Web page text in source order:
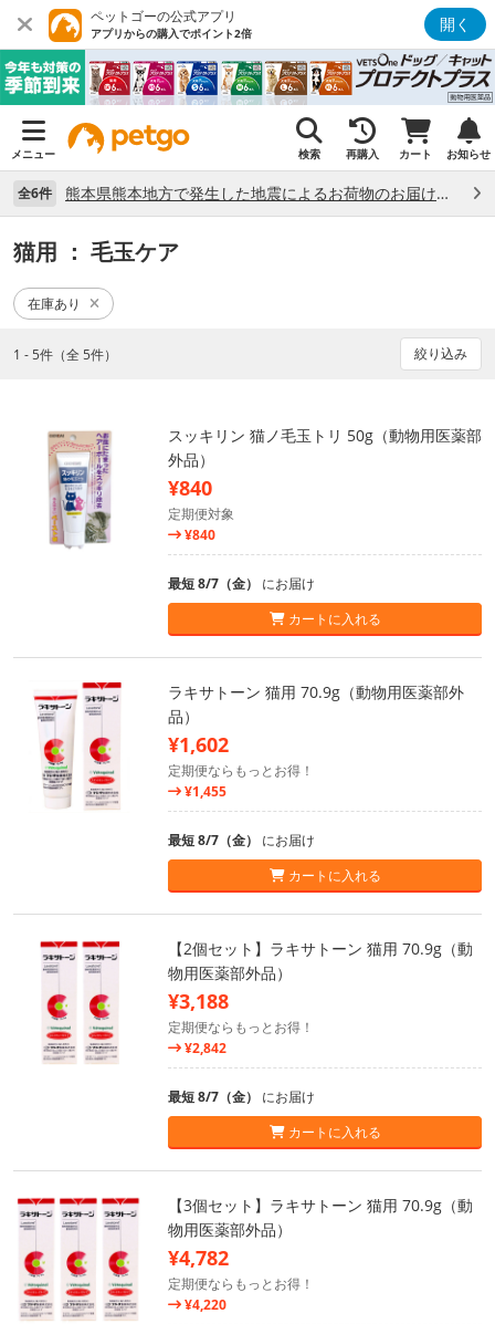
ペットゴーの公式アプリ
アプリからの購入でポイント2倍 開く
メニュー 検索 再購入 カート お知らせ
全6件 熊本県熊本地方で発生した地震によるお荷物のお届け状況について （7/28）
猫用 ： 毛玉ケア
在庫あり
1 - 5件（全 5件） 絞り込み
スッキリン 猫ノ毛玉トリ 50g（動物用医薬部
外品）
¥840
定期便対象
¥840
最短 8/7（金） にお届け
カートに入れる
ラキサトーン 猫用 70.9g（動物用医薬部外
品）
¥1,602
定期便ならもっとお得！
¥1,455
最短 8/7（金） にお届け
カートに入れる
【2個セット】ラキサトーン 猫用 70.9g（動
物用医薬部外品）
¥3,188
定期便ならもっとお得！
¥2,842
最短 8/7（金） にお届け
カートに入れる
【3個セット】ラキサトーン 猫用 70.9g（動
物用医薬部外品）
¥4,782
定期便ならもっとお得！
¥4,220